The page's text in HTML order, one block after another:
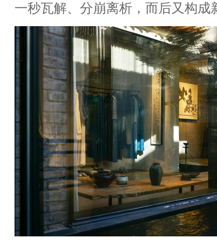
一秒瓦解、分崩离析，而后又构成